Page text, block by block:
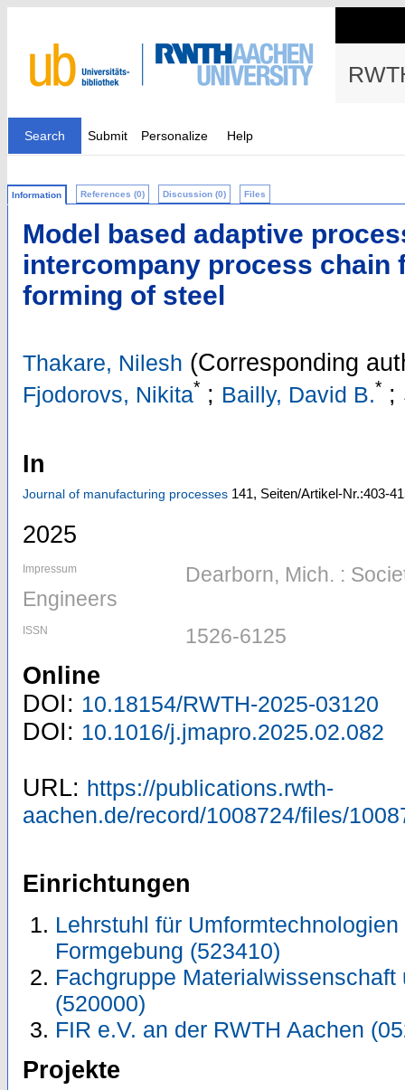
Search Submit Personalize Help
Information References (0) Discussion (0) Files
Model based adaptive
intercompany process chain
forming of steel
Thakare, Nilesh (Corresponding
Fjodorovs, Nikita* ; Bailly, David B.* ;
In
Journal of manufacturing processes 141, Seiten/Artikel-Nr.:403-
2025
Impressum
Dearborn, Mich. :
Engineers
ISSN 1526-6125
Online
DOI: 10.18154/RWTH-2025-03120
DOI: 10.1016/j.jmapro.2025.02.082
URL: https://publications.rwth-
aachen.de/record/1008724/files/
Einrichtungen
Lehrstuhl für
Formgebung (523410)
Fachgruppe
(520000)
FIR e.V. an der RWTH Aachen
Projekte